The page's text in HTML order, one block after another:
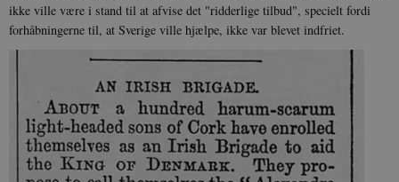
ikke ville være i stand til at afvise det "ridderlige tilbud", specielt fordi
forhåbningerne til, at Sverige ville hjælpe, ikke var blevet indfriet.